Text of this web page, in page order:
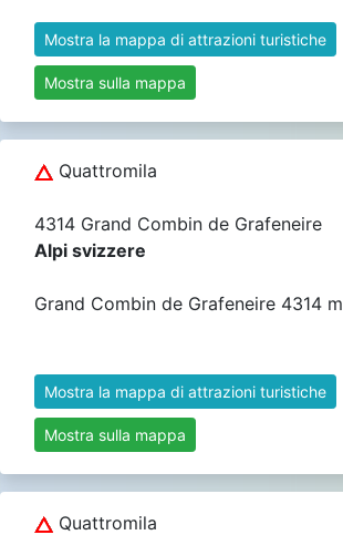
Mostra la mappa di attrazioni turistiche
Mostra sulla mappa
Quattromila
4314 Grand Combin de Grafeneire
Alpi svizzere
Grand Combin de Grafeneire 4314 m
Mostra la mappa di attrazioni turistiche
Mostra sulla mappa
Quattromila